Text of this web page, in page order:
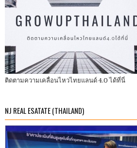
ติดตามความเคลื่อนไหวไทยแลนด์ 4.0 ได้ที่นี่
NJ REAL ESATATE (THAILAND)